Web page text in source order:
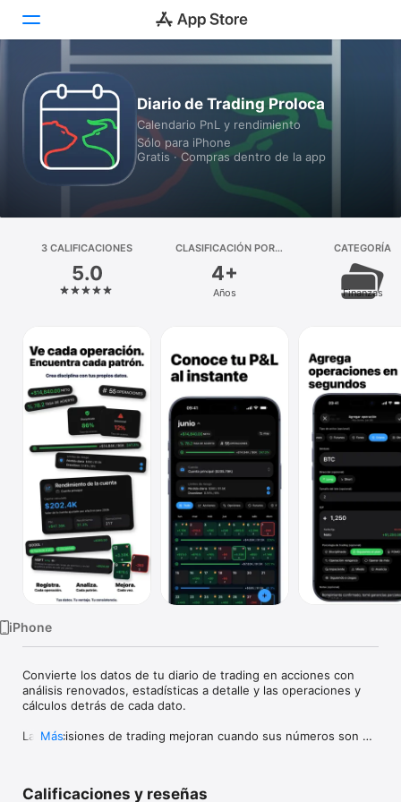
Hoy
Juegos
Apps
Plataforma
iPhone
Mac
Vision
Watch
Diario de Trading Proloca
Calendario PnL y rendimiento
Sólo para iPhone
Gratis · Compras dentro de la app
3 CALIFICACIONES
5.0
CLASIFICACIÓN POR
4+
Años
CATEGORÍA
Finanzas
iPhone
Convierte los datos de tu diario de trading en acciones con
análisis renovados, estadísticas a detalle y las operaciones y
cálculos detrás de cada dato.
Las decisiones de trading mejoran cuando sus números son
un calendario P&L. Registre trades rápido, vea al instante los
Más
Calificaciones y reseñas